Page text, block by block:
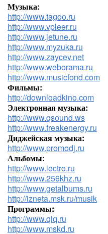
Музыка:
http://www.tagoo.ru
http://www.vpleer.ru
http://www.jetune.ru
http://www.myzuka.ru
http://www.zaycev.net
http://www.weborama.ru
http://www.musicfond.com
Фильмы:
http://downloadkino.com
Электронная музыка:
http://www.qsound.ws
http://www.freakenergy.ru
Диджейская музыка:
http://www.promodj.ru
Альбомы:
http://www.lectro.ru
http://www.256khz.ru
http://www.getalbums.ru
http://izneta.msk.ru/musik
Программы:
http://www.qiq.ru
http://www.mskd.ru